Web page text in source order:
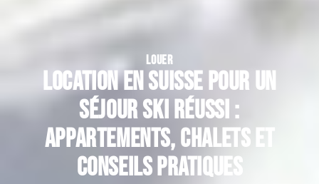
LOUER
Location en suisse pour un
séjour ski réussi :
appartements, chalets et
conseils pratiques